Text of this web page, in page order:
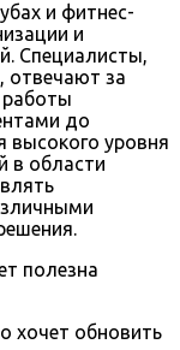
и фитнес-
и
Специалисты,
отвечают за
работы
до
высокого уровня
в области
полезна
хочет обновить